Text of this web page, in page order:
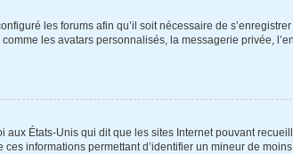
les forums afin qu’il soit nécessaire de
les avatars personnalisés, la messagerie privée,
aux États-Unis qui dit que les sites Internet pouvant
informations permettant d’identifier un mineur de